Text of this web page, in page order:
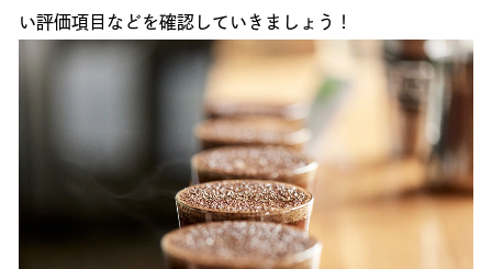
い評価項目などを確認していきましょう！